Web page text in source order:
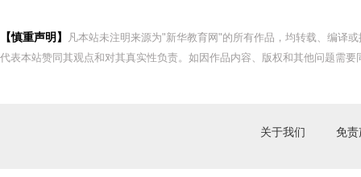
【慎重声明】
凡本站未注明来源为"新华教育网"的所有作品，均转载、编译
代表本站赞同其观点和对其真实性负责。如因作品内容、版权和其他问题需
关于我们 免责